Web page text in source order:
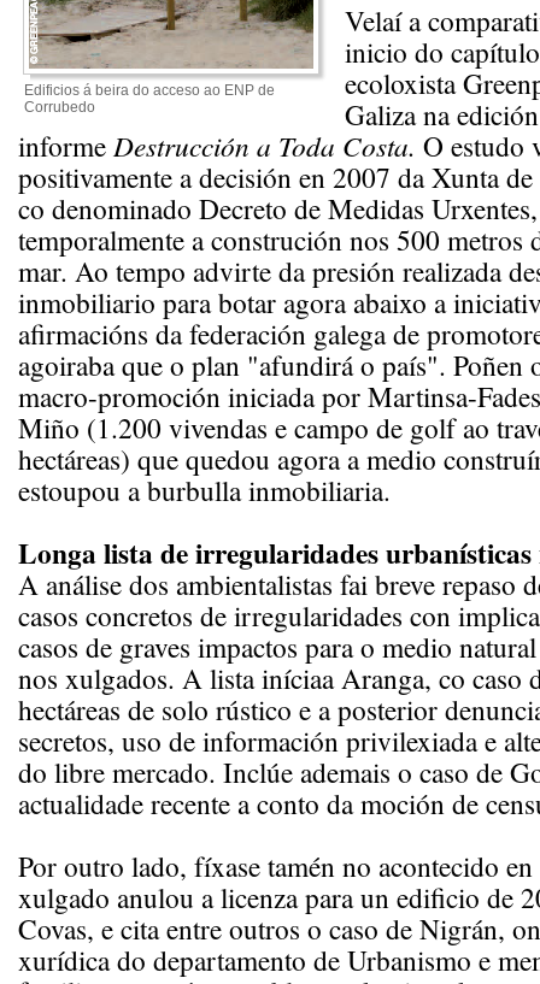
Edificios á beira do acceso ao ENP de
Corrubedo
Velaí a
inicio do
ecoloxista
Galiza na
informe Destrucción a Toda Costa. O estudo
positivamente a decisión en 2007 da Xunta
co denominado Decreto de Medidas
temporalmente a construción nos 500 metros
mar. Ao tempo advirte da presión realizada
inmobiliario para botar agora abaixo a
afirmacións da federación galega de
agoiraba que o plan "afundirá o país". Poñen
macro-promoción iniciada por Martinsa-
Miño (1.200 vivendas e campo de golf ao
hectáreas) que quedou agora a medio
estoupou a burbulla inmobiliaria.
Longa lista de irregularidades
A análise dos ambientalistas fai breve repaso
casos concretos de irregularidades con
casos de graves impactos para o medio
nos xulgados. A lista iníciaa Aranga, co caso
hectáreas de solo rústico e a posterior
secretos, uso de información privilexiada e
do libre mercado. Inclúe ademais o caso de
actualidade recente a conto da moción de
Por outro lado, fíxase tamén no acontecido
xulgado anulou a licenza para un edificio de
Covas, e cita entre outros o caso de Nigrán,
xurídica do departamento de Urbanismo e